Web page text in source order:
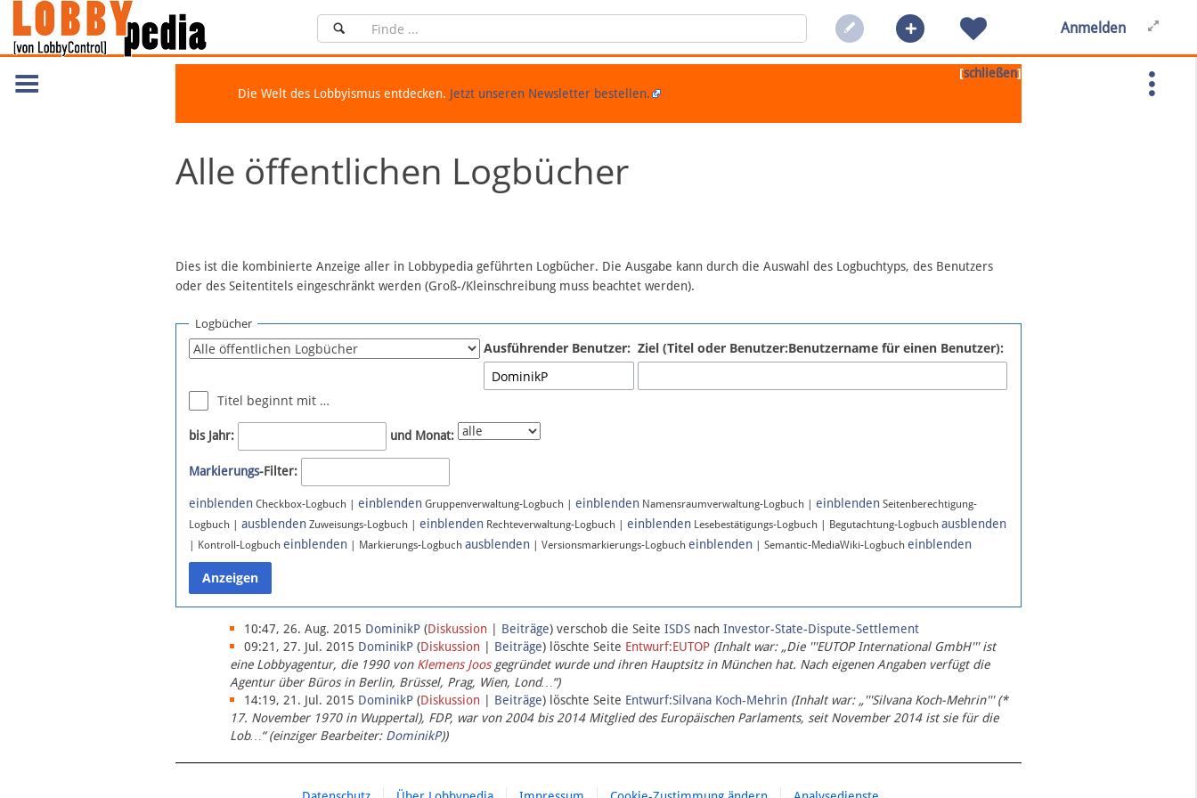
Anmelden
[schließen]
Die Welt des Lobbyismus entdecken. Jetzt unseren Newsletter bestellen.
Alle öffentlichen Logbücher
Dies ist die kombinierte Anzeige aller in Lobbypedia geführten Logbücher. Die Ausgabe kann durch die Auswahl des Logbuchtyps, des Benutzers
oder des Seitentitels eingeschränkt werden (Groß-/Kleinschreibung muss beachtet werden).
Logbücher
Ausführender Benutzer: Ziel (Titel oder Benutzer:Benutzername für einen Benutzer):
Titel beginnt mit …
bis Jahr: und Monat:
Markierungs-Filter:
einblenden Checkbox-Logbuch | einblenden Gruppenverwaltung-Logbuch | einblenden Namensraumverwaltung-Logbuch | einblenden Seitenberechtigung-
Logbuch | ausblenden Zuweisungs-Logbuch | einblenden Rechteverwaltung-Logbuch | einblenden Lesebestätigungs-Logbuch | Begutachtung-Logbuch ausblenden
| Kontroll-Logbuch einblenden | Markierungs-Logbuch ausblenden | Versionsmarkierungs-Logbuch einblenden | Semantic-MediaWiki-Logbuch einblenden
10:47, 26. Aug. 2015 DominikP (Diskussion | Beiträge) verschob die Seite ISDS nach Investor-State-Dispute-Settlement
09:21, 27. Jul. 2015 DominikP (Diskussion | Beiträge) löschte Seite Entwurf:EUTOP (Inhalt war: „Die '''EUTOP International GmbH''' ist
eine Lobbyagentur, die 1990 von Klemens Joosgegründet wurde und ihren Hauptsitz in München hat. Nach eigenen Angaben verfügt die
Agentur über Büros in Berlin, Brüssel, Prag, Wien, Lond…“)
14:19, 21. Jul. 2015 DominikP (Diskussion | Beiträge) löschte Seite Entwurf:Silvana Koch-Mehrin (Inhalt war: „'''Silvana Koch-Mehrin''' (*
17. November 1970 in Wuppertal), FDP, war von 2004 bis 2014 Mitglied des Europäischen Parlaments, seit November 2014 ist sie für die
Lob…“ (einziger Bearbeiter: DominikP))